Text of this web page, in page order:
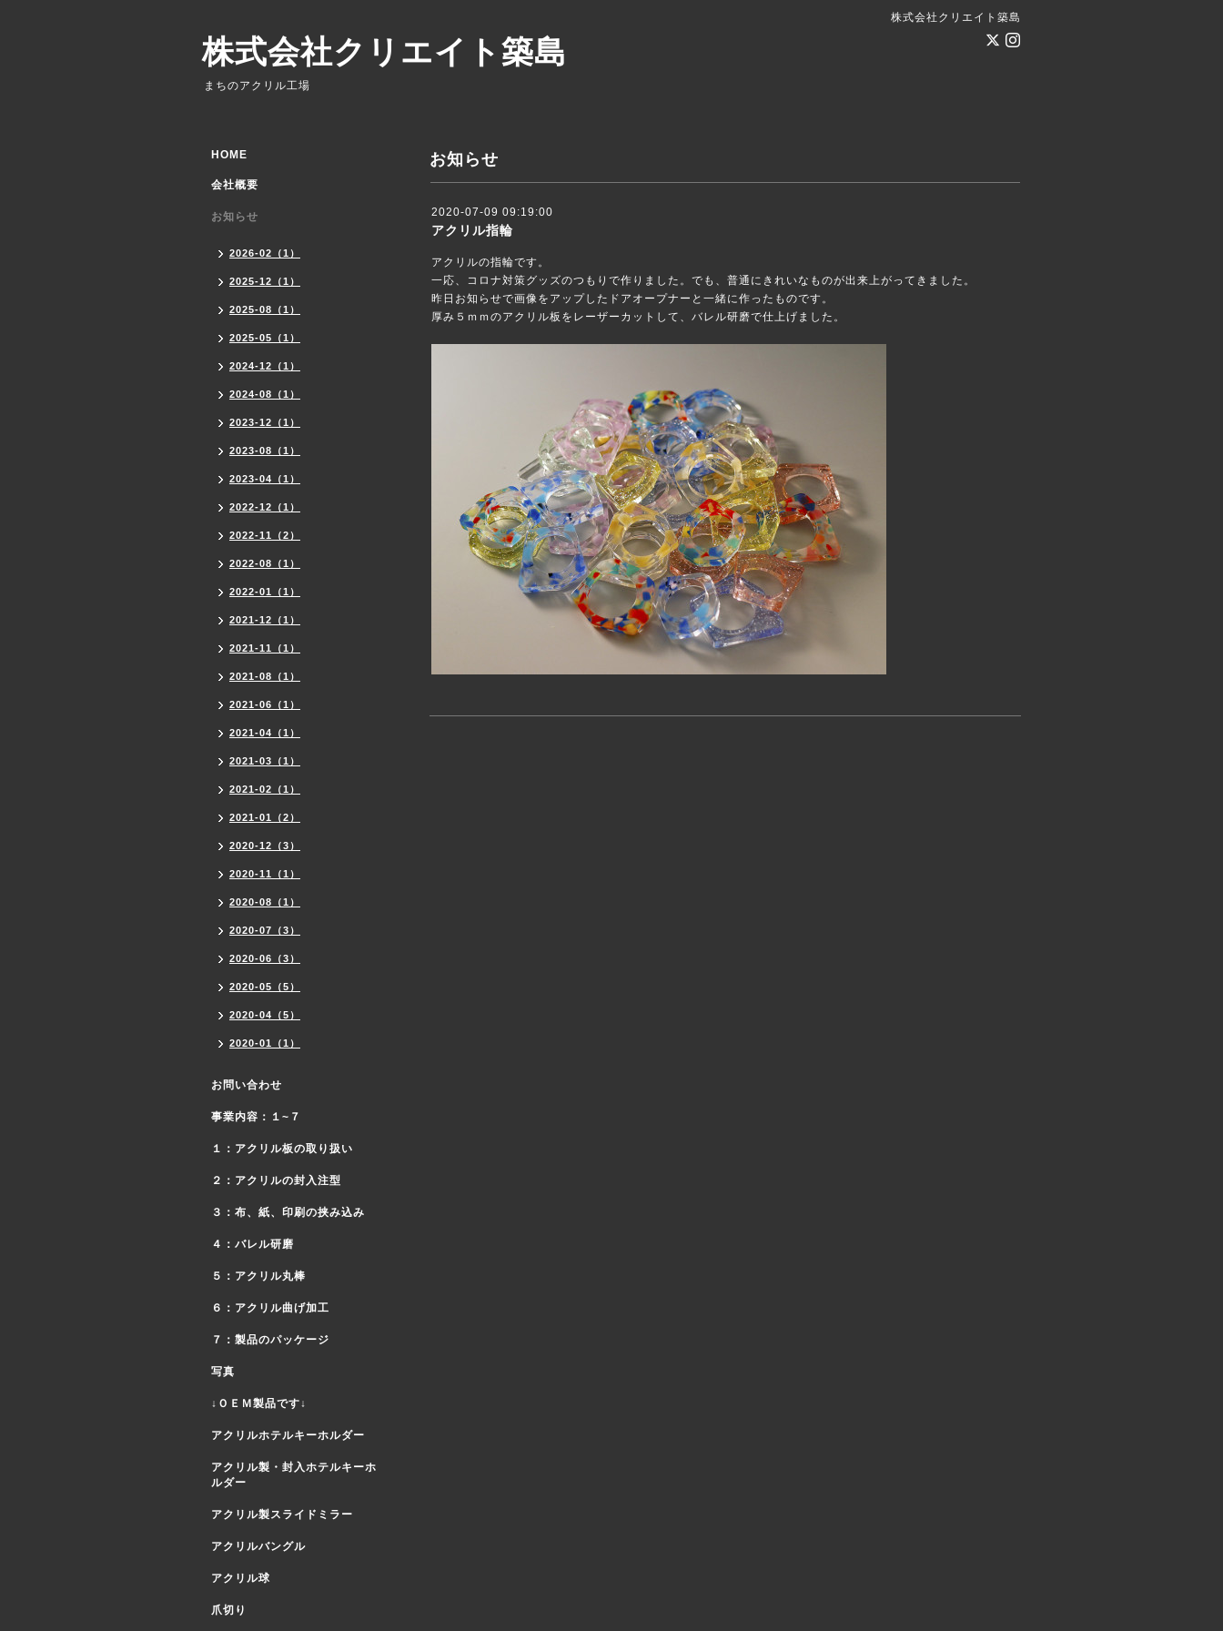
株式会社クリエイト築島
株式会社クリエイト築島
まちのアクリル工場
お知らせ
2020-07-09 09:19:00
アクリル指輪
アクリルの指輪です。
一応、コロナ対策グッズのつもりで作りました。でも、普通にきれいなものが出来上がってきました。
昨日お知らせで画像をアップしたドアオープナーと一緒に作ったものです。
厚み５ｍｍのアクリル板をレーザーカットして、バレル研磨で仕上げました。
HOME
会社概要
お知らせ
2026-02（1）
2025-12（1）
2025-08（1）
2025-05（1）
2024-12（1）
2024-08（1）
2023-12（1）
2023-08（1）
2023-04（1）
2022-12（1）
2022-11（2）
2022-08（1）
2022-01（1）
2021-12（1）
2021-11（1）
2021-08（1）
2021-06（1）
2021-04（1）
2021-03（1）
2021-02（1）
2021-01（2）
2020-12（3）
2020-11（1）
2020-08（1）
2020-07（3）
2020-06（3）
2020-05（5）
2020-04（5）
2020-01（1）
お問い合わせ
事業内容：１~７
１：アクリル板の取り扱い
２：アクリルの封入注型
３：布、紙、印刷の挟み込み
４：バレル研磨
５：アクリル丸棒
６：アクリル曲げ加工
７：製品のパッケージ
写真
↓ＯＥＭ製品です↓
アクリルホテルキーホルダー
アクリル製・封入ホテルキーホ
ルダー
アクリル製スライドミラー
アクリルバングル
アクリル球
爪切り